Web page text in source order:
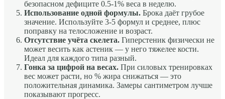
безопасном дефиците 0.5-1% веса в неделю.
Использование одной формулы. Брока даёт грубое
значение. Используйте 3-5 формул и среднее, плюс
поправку на телосложение и возраст.
Отсутствие учёта скелета. Гиперстеник физически не
может весить как астеник — у него тяжелее кости.
Идеал для каждого типа разный.
Гонка за цифрой на весах. При силовых тренировках
вес может расти, но % жира снижаться — это
положительная динамика. Замеры сантиметром лучше
показывают прогресс.